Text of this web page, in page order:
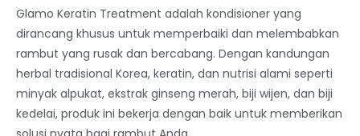
Glamo Keratin Treatment adalah kondisioner yang
dirancang khusus untuk memperbaiki dan melembabkan
rambut yang rusak dan bercabang. Dengan kandungan
herbal tradisional Korea, keratin, dan nutrisi alami seperti
minyak alpukat, ekstrak ginseng merah, biji wijen, dan biji
kedelai, produk ini bekerja dengan baik untuk memberikan